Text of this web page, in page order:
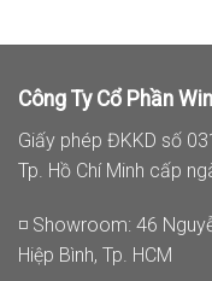
Công Ty Cổ Phần
Giấy phép ĐKKD số
Tp. Hồ Chí Minh cấp
◽ Showroom: 46
Hiệp Bình, Tp. HCM